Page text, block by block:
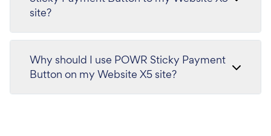
site?
Why should I use POWR Sticky Payment
Button on my Website X5 site?